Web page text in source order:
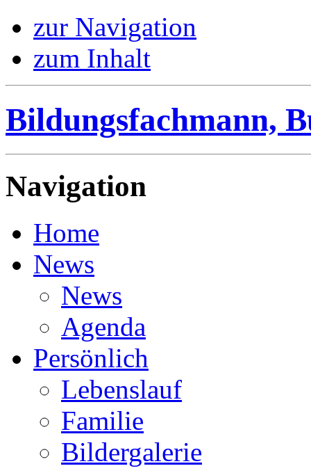
zur Navigation
zum Inhalt
Bildungsfachmann,
Navigation
Home
News
News
Agenda
Persönlich
Lebenslauf
Familie
Bildergalerie